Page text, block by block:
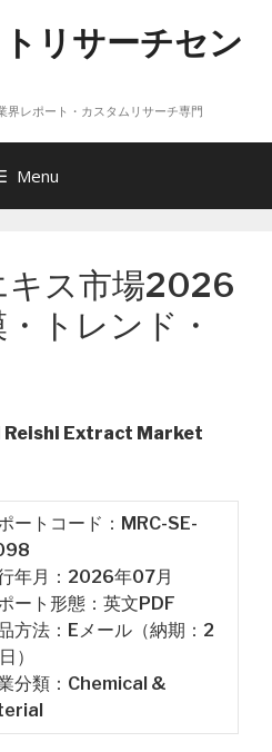
リサーチセン
レポート・カスタムリサーチ専門
Menu
キス市場2026
トレンド・
Reishi Extract Market
ートコード：MRC-SE-
年月：2026年07月
ート形態：英文PDF
方法：Eメール（納期：2
）
分類：Chemical &